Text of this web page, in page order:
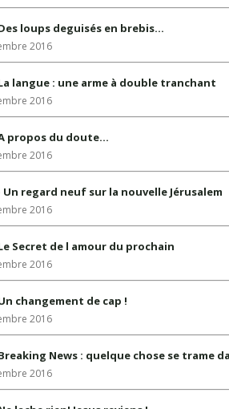
Des loups deguisés en brebis…
2016
La langue : une arme à double tranchant
2016
A propos du doute…
2016
regard neuf sur la nouvelle Jérusalem
2016
Le Secret de l amour du prochain
2016
Un changement de cap !
2016
Breaking News : quelque chose se trame
2016